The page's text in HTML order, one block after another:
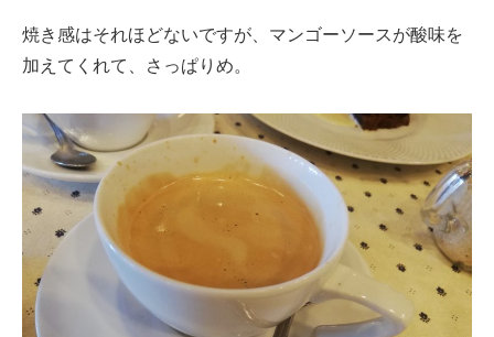
焼き感はそれほどないですが、マンゴーソースが酸味を
加えてくれて、さっぱりめ。